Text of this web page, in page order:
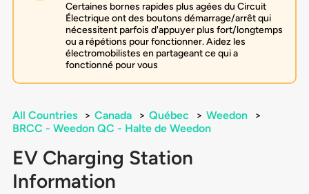
Certaines bornes rapides plus agées du Circuit
Électrique ont des boutons démarrage/arrêt qui
nécessitent parfois d'appuyer plus fort/longtemps
ou a répétions pour fonctionner. Aidez les
électromobilistes en partageant ce qui a
fonctionné pour vous
All Countries > Canada > Québec > Weedon
>
BRCC - Weedon QC - Halte de Weedon
EV Charging Station
Information